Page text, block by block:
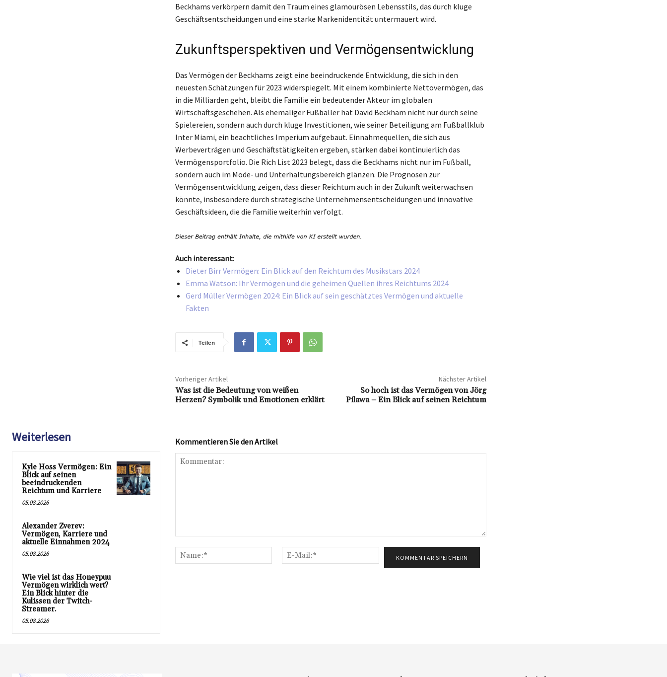
Beckhams verkörpern damit den Traum eines glamourösen Lebensstils, das durch kluge
Geschäftsentscheidungen und eine starke Markenidentität untermauert wird.
Zukunftsperspektiven und Vermögensentwicklung
Das Vermögen der Beckhams zeigt eine beeindruckende Entwicklung, die sich in den
neuesten Schätzungen für 2023 widerspiegelt. Mit einem kombinierte Nettovermögen, das
in die Milliarden geht, bleibt die Familie ein bedeutender Akteur im globalen
Wirtschaftsgeschehen. Als ehemaliger Fußballer hat David Beckham nicht nur durch seine
Spielereien, sondern auch durch kluge Investitionen, wie seiner Beteiligung am Fußballklub
Inter Miami, ein beachtliches Imperium aufgebaut. Einnahmequellen, die sich aus
Werbeverträgen und Geschäftstätigkeiten ergeben, stärken dabei kontinuierlich das
Vermögensportfolio. Die Rich List 2023 belegt, dass die Beckhams nicht nur im Fußball,
sondern auch im Mode- und Unterhaltungsbereich glänzen. Die Prognosen zur
Vermögensentwicklung zeigen, dass dieser Reichtum auch in der Zukunft weiterwachsen
könnte, insbesondere durch strategische Unternehmensentscheidungen und innovative
Geschäftsideen, die die Familie weiterhin verfolgt.
Auch interessant:
Dieter Birr Vermögen: Ein Blick auf den Reichtum des Musikstars 2024
Emma Watson: Ihr Vermögen und die geheimen Quellen ihres Reichtums 2024
Gerd Müller Vermögen 2024: Ein Blick auf sein geschätztes Vermögen und aktuelle
Fakten
Teilen
Vorheriger Artikel
Was ist die Bedeutung von weißen
Herzen? Symbolik und Emotionen erklärt
Nächster Artikel
So hoch ist das Vermögen von Jörg
Pilawa – Ein Blick auf seinen Reichtum
Weiterlesen
Kyle Hoss Vermögen: Ein
Blick auf seinen
beeindruckenden
Reichtum und Karriere
05.08.2026
Alexander Zverev:
Vermögen, Karriere und
aktuelle Einnahmen 2024
05.08.2026
Wie viel ist das Honeypuu
Vermögen wirklich wert?
Ein Blick hinter die
Kulissen der Twitch-
Streamer.
05.08.2026
Kommentieren Sie den Artikel
Name:*
Mail:*